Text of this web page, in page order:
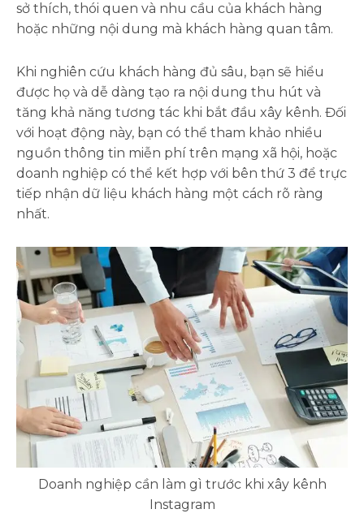
sở thích, thói quen và nhu cầu của khách hàng
hoặc những nội dung mà khách hàng quan tâm.
Khi nghiên cứu khách hàng đủ sâu, bạn sẽ hiểu
được họ và dễ dàng tạo ra nội dung thu hút và
tăng khả năng tương tác khi bắt đầu xây kênh. Đối
với hoạt động này, bạn có thể tham khảo nhiều
nguồn thông tin miễn phí trên mạng xã hội, hoặc
doanh nghiệp có thể kết hợp với bên thứ 3 để trực
tiếp nhận dữ liệu khách hàng một cách rõ ràng
nhất.
Doanh nghiệp cần làm gì trước khi xây kênh
Instagram